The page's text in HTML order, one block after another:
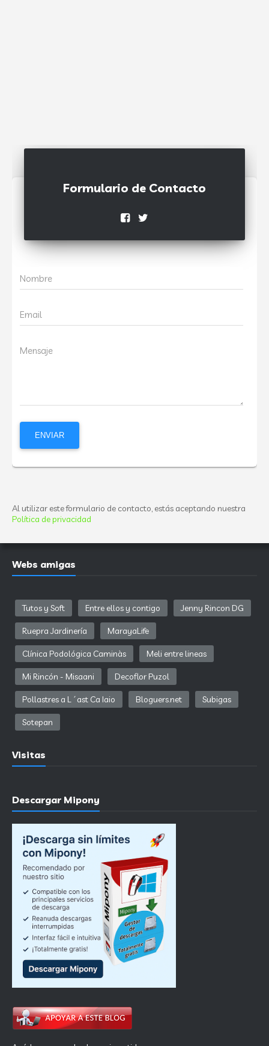
Formulario de Contacto
Nombre
Email
Mensaje
Al utilizar este formulario de contacto, estás aceptando nuestra
Política de privacidad
Webs amigas
Tutos y Soft Entre ellos y contigo Jenny Rincon DG
Ruepra Jardinería MarayaLife
Clínica Podológica Caminàs Meli entre lineas
Mi Rincón - Misaani Decoflor Puzol
Pollastres a L´ast Ca Iaio Bloguers.net Subigas
Sotepan
Visitas
Descargar Mipony